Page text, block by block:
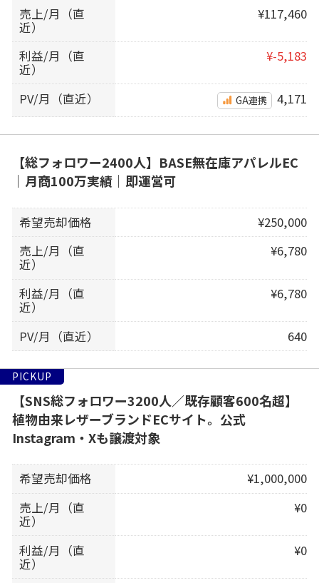
売上/月（直
近）
¥117,460
利益/月（直
近）
¥-5,183
PV/月（直近） GA連携 4,171
【総フォロワー2400人】BASE無在庫アパレルEC
｜月商100万実績｜即運営可
希望売却価格
¥250,000
売上/月（直
近）
¥6,780
利益/月（直
近）
¥6,780
PV/月（直近） 640
PICKUP
【SNS総フォロワー3200人／既存顧客600名超】
植物由来レザーブランドECサイト。公式
Instagram・Xも譲渡対象
希望売却価格
¥1,000,000
売上/月（直
近）
¥0
利益/月（直
近）
¥0